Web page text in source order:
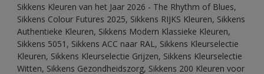
Sikkens Kleuren van het Jaar 2026 - The Rhythm of Blues,
Sikkens Colour Futures 2025, Sikkens RIJKS Kleuren, Sikkens
Authentieke Kleuren, Sikkens Modern Klassieke Kleuren,
Sikkens 5051, Sikkens ACC naar RAL, Sikkens Kleurselectie
Kleuren, Sikkens Kleurselectie Grijzen, Sikkens Kleurselectie
Witten, Sikkens Gezondheidszorg, Sikkens 200 Kleuren voor